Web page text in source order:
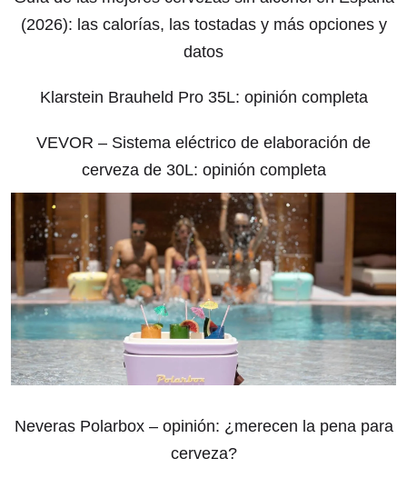
(2026): las calorías, las tostadas y más opciones y
datos
Klarstein Brauheld Pro 35L: opinión completa
VEVOR – Sistema eléctrico de elaboración de
cerveza de 30L: opinión completa
Neveras Polarbox – opinión: ¿merecen la pena para
cerveza?